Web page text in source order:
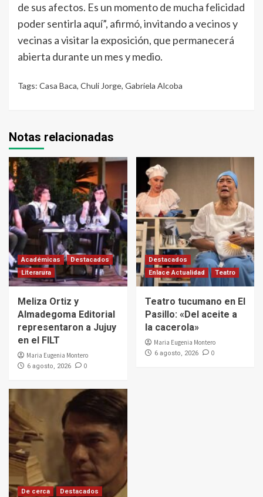
de sus afectos. Es un momento de mucha felicidad
poder sentirla aquí”, afirmó, invitando a vecinos y
vecinas a visitar la exposición, que permanecerá
abierta durante un mes y medio.
Tags: Casa Baca, Chuli Jorge, Gabriela Alcoba
Notas relacionadas
Académicas
Destacados
Literarura
Meliza Ortiz y
Almadegoma Editorial
representaron a Jujuy
en el FILT
Maria Eugenia Montero
6 agosto, 2026 0
Destacados
Enlace Actualidad
Teatro
Teatro tucumano en El
Pasillo: «Del aceite a
la cacerola»
Maria Eugenia Montero
6 agosto, 2026 0
De cerca
Destacados